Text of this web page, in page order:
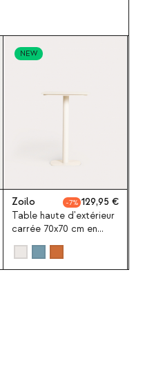
NEW
Zoilo 7
129,95
Table haute d'extérieur
carrée 70x70 cm en
métal Zoilo